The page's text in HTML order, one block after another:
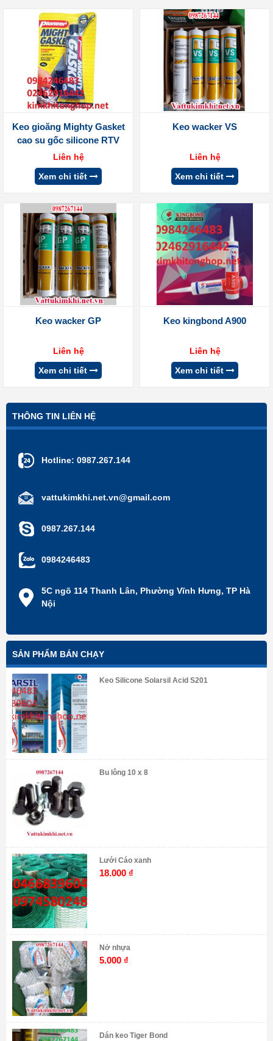
Keo gioăng Mighty Gasket
cao su gốc silicone RTV
Liên hệ
Xem chi tiết
Keo wacker VS
Liên hệ
Xem chi tiết
Keo wacker GP
Liên hệ
Xem chi tiết
Keo kingbond A900
Liên hệ
Xem chi tiết
THÔNG TIN LIÊN HỆ
Hotline: 0987.267.144
vattukimkhi.net.vn@gmail.com
0987.267.144
0984246483
5C ngõ 114 Thanh Lân, Phường Vĩnh Hưng, TP Hà
Nội
SẢN PHẨM BÁN CHẠY
Keo Silicone Solarsil Acid S201
Bu lông 10 x 8
Lưới Cáo xanh
18.000 ₫
Nở nhựa
5.000 ₫
Dán keo Tiger Bond